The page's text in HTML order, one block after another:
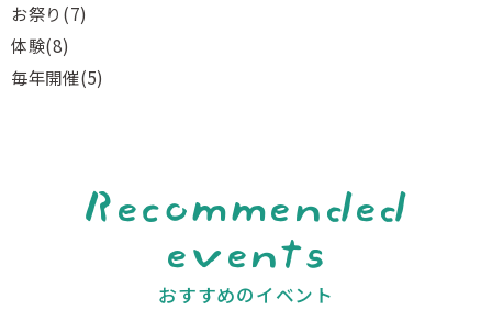
お祭り (7)
体験(8)
毎年開催(5)
Recommended
events
おすすめのイベント